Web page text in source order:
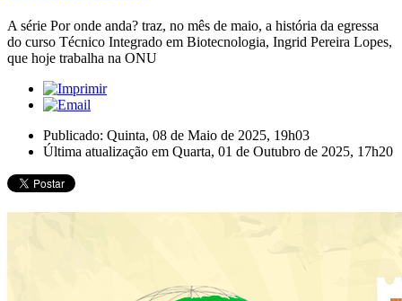
A série Por onde anda? traz, no mês de maio, a história da egressa
do curso Técnico Integrado em Biotecnologia, Ingrid Pereira Lopes,
que hoje trabalha na ONU
Publicado: Quinta, 08 de Maio de 2025, 19h03
Última atualização em Quarta, 01 de Outubro de 2025, 17h20